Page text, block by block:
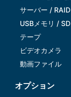
サーバー /
USBメモリ /
テープ
ビデオカメラ
動画ファイル
オプション